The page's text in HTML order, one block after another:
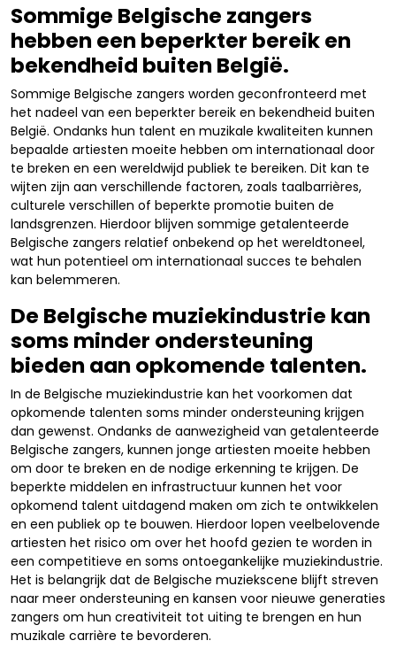
Sommige Belgische zangers
hebben een beperkter bereik en
bekendheid buiten België.
Sommige Belgische zangers worden geconfronteerd met
het nadeel van een beperkter bereik en bekendheid buiten
België. Ondanks hun talent en muzikale kwaliteiten kunnen
bepaalde artiesten moeite hebben om internationaal door
te breken en een wereldwijd publiek te bereiken. Dit kan te
wijten zijn aan verschillende factoren, zoals taalbarrières,
culturele verschillen of beperkte promotie buiten de
landsgrenzen. Hierdoor blijven sommige getalenteerde
Belgische zangers relatief onbekend op het wereldtoneel,
wat hun potentieel om internationaal succes te behalen
kan belemmeren.
De Belgische muziekindustrie kan
soms minder ondersteuning
bieden aan opkomende talenten.
In de Belgische muziekindustrie kan het voorkomen dat
opkomende talenten soms minder ondersteuning krijgen
dan gewenst. Ondanks de aanwezigheid van getalenteerde
Belgische zangers, kunnen jonge artiesten moeite hebben
om door te breken en de nodige erkenning te krijgen. De
beperkte middelen en infrastructuur kunnen het voor
opkomend talent uitdagend maken om zich te ontwikkelen
en een publiek op te bouwen. Hierdoor lopen veelbelovende
artiesten het risico om over het hoofd gezien te worden in
een competitieve en soms ontoegankelijke muziekindustrie.
Het is belangrijk dat de Belgische muziekscene blijft streven
naar meer ondersteuning en kansen voor nieuwe generaties
zangers om hun creativiteit tot uiting te brengen en hun
muzikale carrière te bevorderen.